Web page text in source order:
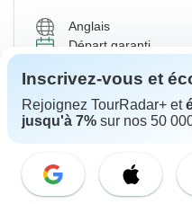
Anglais
Départ garanti
Prix basé sur une
Inscrivez-vous et
Rejoignez TourRadar+ et
jusqu'à 7% sur nos 50